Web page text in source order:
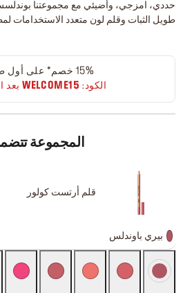
حددي، امزجي، وأضيئي مع مجموعتنا
طويل الثبات وقلم لون متعدد الاستخدامات
15% خصم* على أول طلب!
الكود: WELCOME15بعد
المجموعة
قلم أرتست كولور
بيري باوندلس